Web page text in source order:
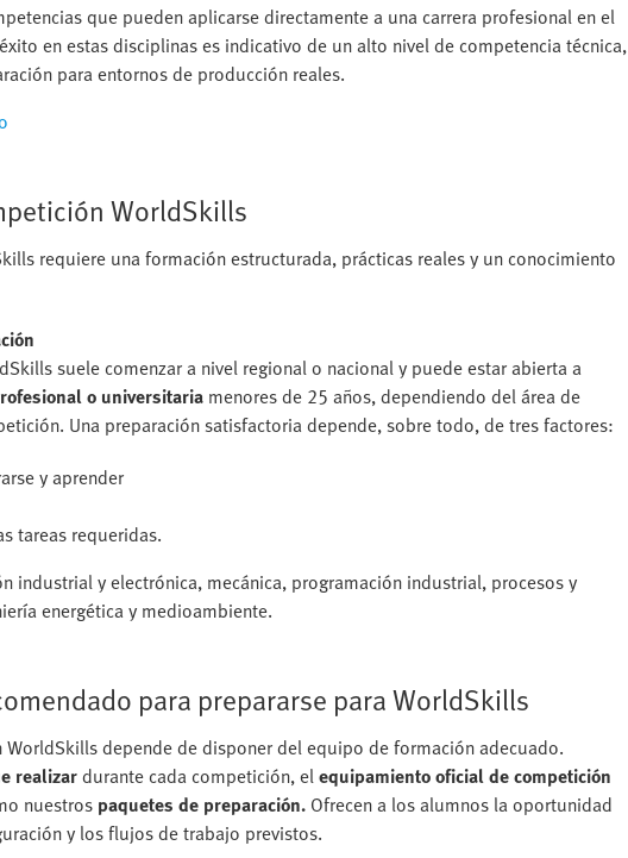
que pueden aplicarse directamente a una carrera profesional en el
en estas disciplinas es indicativo de un alto nivel de competencia técnica,
para entornos de producción reales.
WorldSkills
requiere una formación estructurada, prácticas reales y un conocimiento
suele comenzar a nivel regional o nacional y puede estar abierta a
o universitaria menores de 25 años, dependiendo del área de
Una preparación satisfactoria depende, sobre todo, de tres factores:
y aprender
tareas requeridas.
industrial y electrónica, mecánica, programación industrial, procesos y
energética y medioambiente.
para prepararse para WorldSkills
depende de disponer del equipo de formación adecuado.
realizardurante cada competición, elequipamiento oficial de competición
nuestros paquetes de preparación. Ofrecen a los alumnos la oportunidad
y los flujos de trabajo previstos.